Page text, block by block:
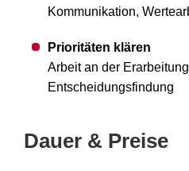
Kommunikation,
Prioritäten klären
Arbeit an der
Entscheidungsfindung
Dauer & Preise